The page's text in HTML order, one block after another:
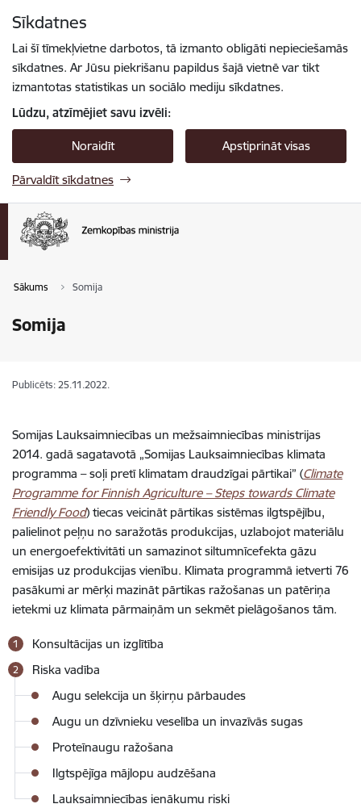
Sīkdatnes
Lai šī tīmekļvietne darbotos, tā izmanto obligāti nepieciešamās
sīkdatnes. Ar Jūsu piekrišanu papildus šajā vietnē var tikt
izmantotas statistikas un sociālo mediju sīkdatnes.
Lūdzu, atzīmējiet savu izvēli:
Noraidīt Apstiprināt visas
Pārvaldīt sīkdatnes
Sākums Somija
Somija
Publicēts: 25.11.2022.
Somijas Lauksaimniecības un mežsaimniecības ministrijas
2014. gadā sagatavotā „Somijas Lauksaimniecības klimata
programma – soļi pretī klimatam draudzīgai pārtikai” (Climate
Programme for Finnish Agriculture – Steps towards Climate
Friendly Food) tiecas veicināt pārtikas sistēmas ilgtspējību,
palielinot peļņu no saražotās produkcijas, uzlabojot materiālu
un energoefektivitāti un samazinot siltumnīcefekta gāzu
emisijas uz produkcijas vienību. Klimata programmā ietverti 76
pasākumi ar mērķi mazināt pārtikas ražošanas un patēriņa
ietekmi uz klimata pārmaiņām un sekmēt pielāgošanos tām.
Konsultācijas un izglītība
Riska vadība
Augu selekcija un šķirņu pārbaudes
Augu un dzīvnieku veselība un invazīvās sugas
Proteīnaugu ražošana
Ilgtspējīga mājlopu audzēšana
Lauksaimniecības ienākumu riski